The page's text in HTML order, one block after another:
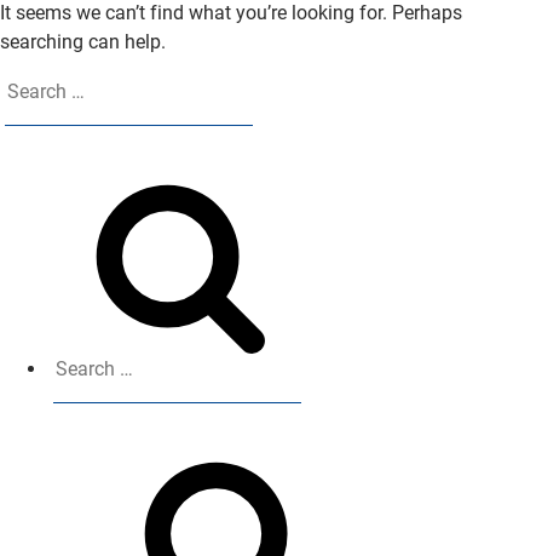
It seems we can’t find what you’re looking for. Perhaps
searching can help.
Search
for:
Search
for: